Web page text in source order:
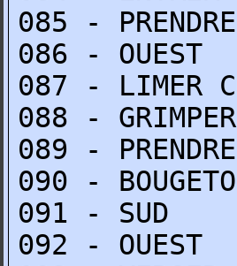
085 -
086 - OUEST
087 - LIMER
088 - GRIMPER
089 -
090 -
091 - SUD
092 - OUEST